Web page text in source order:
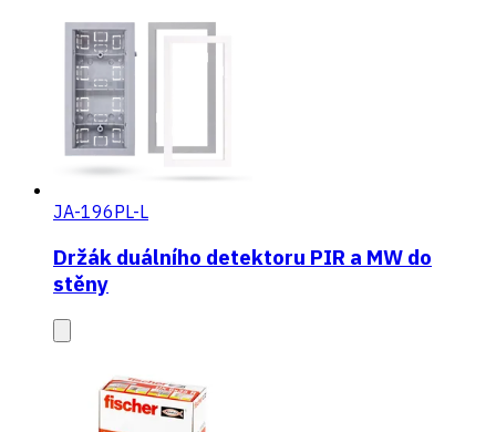
JA-196PL-L
Držák duálního detektoru PIR a MW do
stěny